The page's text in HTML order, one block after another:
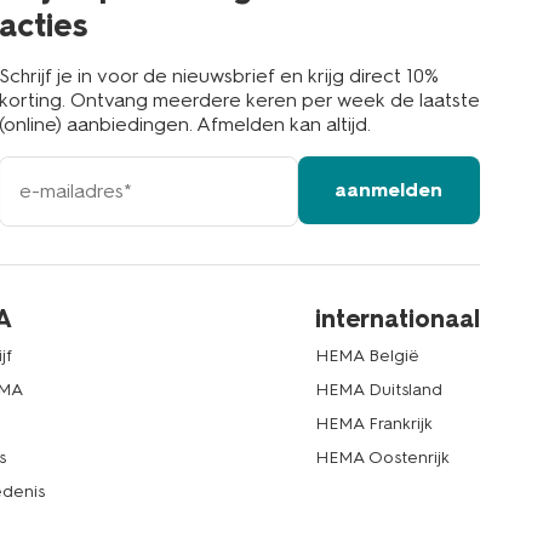
acties
Schrijf je in voor de nieuwsbrief en krijg direct 10%
korting. Ontvang meerdere keren per week de laatste
(online) aanbiedingen. Afmelden kan altijd.
e-
mailadres
aanmelden
internationaal
HEMA België
HEMA Duitsland
HEMA Frankrijk
HEMA Oostenrijk